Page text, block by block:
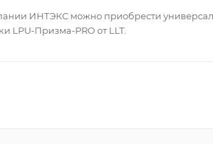
ИНТЭКС можно приобрести
LPU-Призма-PRO от LLT.